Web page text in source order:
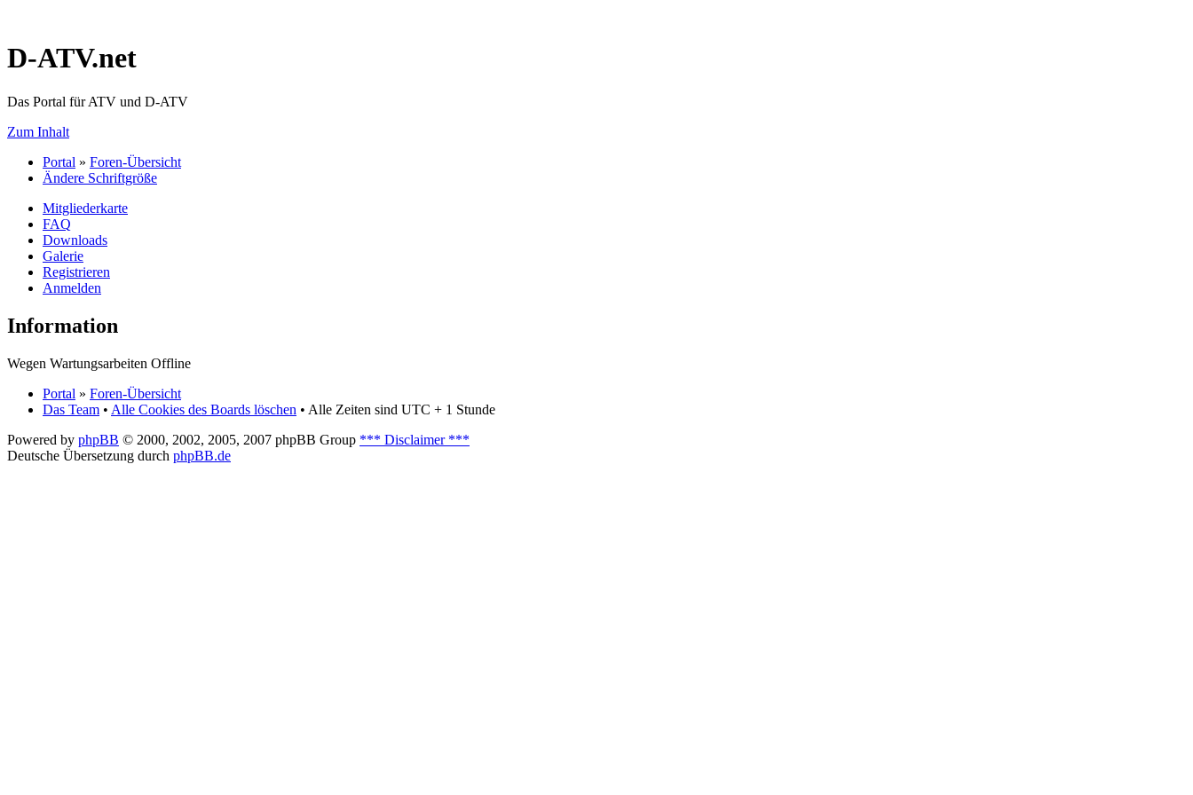
D-ATV.net
Das Portal für ATV und D-ATV
Zum Inhalt
Portal » Foren-Übersicht
Ändere Schriftgröße
Mitgliederkarte
FAQ
Downloads
Galerie
Registrieren
Anmelden
Information
Wegen Wartungsarbeiten Offline
Portal » Foren-Übersicht
Das Team • Alle Cookies des Boards löschen • Alle Zeiten sind UTC + 1 Stunde
Powered by phpBB © 2000, 2002, 2005, 2007 phpBB Group *** Disclaimer ***
Deutsche Übersetzung durch phpBB.de